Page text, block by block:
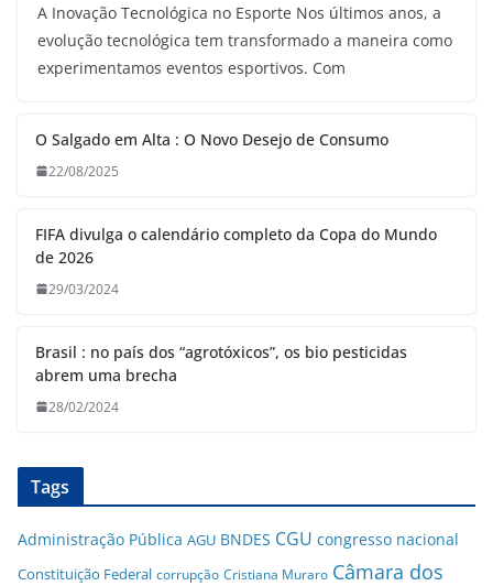
A Inovação Tecnológica no Esporte Nos últimos anos, a
evolução tecnológica tem transformado a maneira como
experimentamos eventos esportivos. Com
O Salgado em Alta : O Novo Desejo de Consumo
22/08/2025
FIFA divulga o calendário completo da Copa do Mundo
de 2026
29/03/2024
Brasil : no país dos “agrotóxicos”, os bio pesticidas
abrem uma brecha
28/02/2024
Tags
Administração Pública AGU BNDES CGU congresso nacional
Constituição Federal corrupção Cristiana Muraro Câmara dos